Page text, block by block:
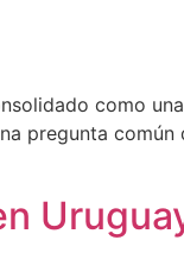
como
pregunta